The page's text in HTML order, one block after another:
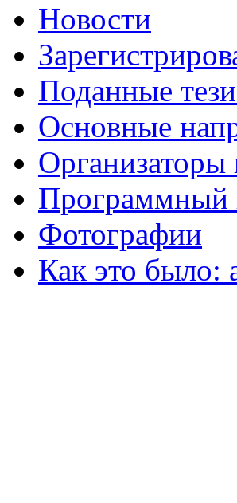
Новости
Поданные
Основные
Программный
Фотографии
Как это было: